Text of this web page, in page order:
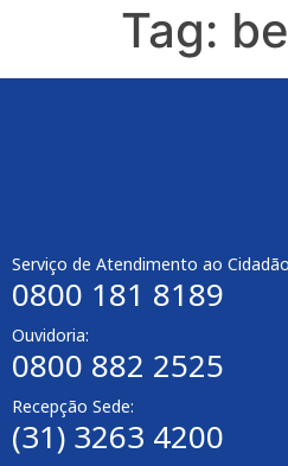
Tag:
Serviço de Atendimento ao
0800 181 8189
Ouvidoria:
0800 882 2525
Recepção Sede:
(31) 3263 4200